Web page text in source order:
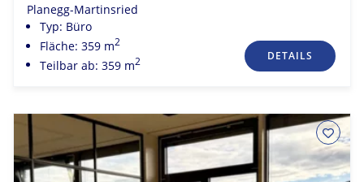
Planegg-Martinsried
Typ: Büro
Fläche: 359 m2
Teilbar ab: 359 m2 DETAILS